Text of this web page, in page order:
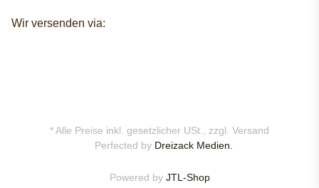
Wir versenden via:
* Alle Preise inkl. gesetzlicher USt., zzgl. Versand
Perfected by Dreizack Medien.
Powered by JTL-Shop